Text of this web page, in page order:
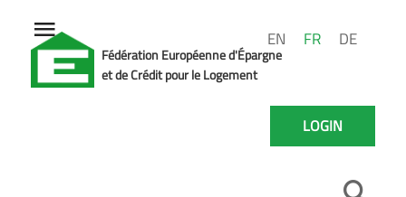
Fédération Européenne d'Épargne
et de Crédit pour le Logement
EN FR DE
LOGIN